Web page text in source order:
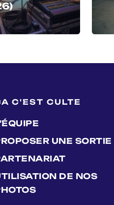
C'EST CULTE
UNE SORTIE
DE NOS